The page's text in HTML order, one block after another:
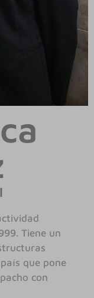
Tiene un
que pone
con